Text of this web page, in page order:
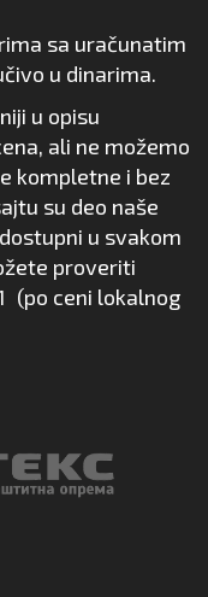
sa uračunatim
u dinarima.
u opisu
ali ne možemo
kompletne i bez
su deo naše
u svakom
proveriti
(po ceni lokalnog